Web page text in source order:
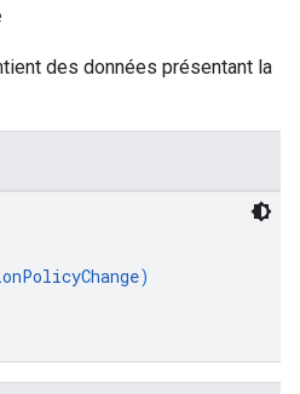
des données présentant la
)